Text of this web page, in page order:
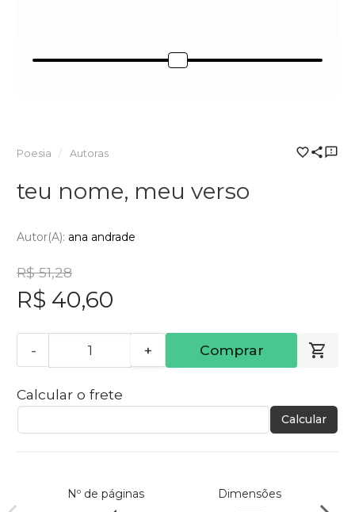
Poesia Autoras
teu nome, meu verso
Autor(a): ana andrade
R$ 51,28
R$ 40,60
- + Comprar
Calcular o frete
Calcular
Nº de páginas Dimensões